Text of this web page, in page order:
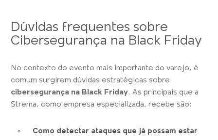
Dúvidas frequentes sobre
Cibersegurança na Black Friday
No contexto do evento mais importante do varejo, é
comum surgirem dúvidas estratégicas sobre
cibersegurança na Black Friday. As principais que a
Strema, como empresa especializada, recebe são:
Como detectar ataques que já possam estar